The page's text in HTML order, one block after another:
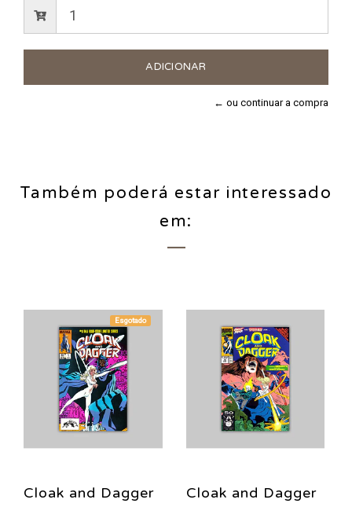
← ou continuar a compra
Também poderá estar interessado
em:
Esgotado
Cloak and Dagger
Cloak and Dagger